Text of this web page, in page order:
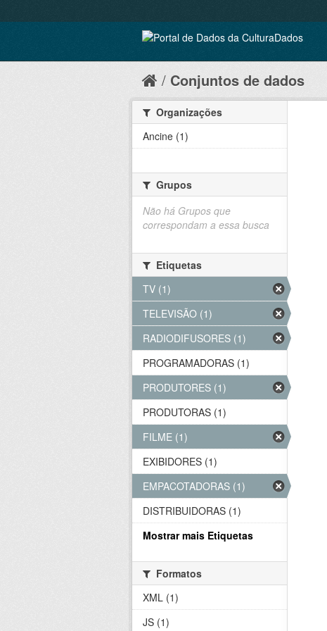
Conjuntos de dados
Organizações
Ancine (1)
Grupos
Não há Grupos que
correspondam a essa busca
Etiquetas
TV (1)
TELEVISÃO (1)
RADIODIFUSORES (1)
PROGRAMADORAS (1)
PRODUTORES (1)
PRODUTORAS (1)
FILME (1)
EXIBIDORES (1)
EMPACOTADORAS (1)
DISTRIBUIDORAS (1)
Mostrar mais Etiquetas
Formatos
XML (1)
JS (1)